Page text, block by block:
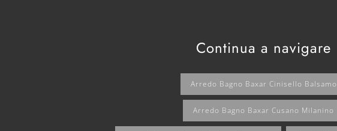
Continua a navigare
Arredo Bagno Baxar Cinisello Balsamo
Arredo Bagno Baxar Cusano Milanino